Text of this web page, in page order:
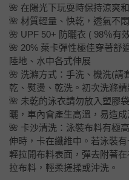
🌺 在陽光下玩耍時保持涼爽
🌺 材質輕量、快乾，透氣不
🌺 UPF 50+ 防曬衣 ( 98％有
🌺 20% 萊卡彈性極佳穿著舒
陸地、水中各式伸展
🌺 洗滌方式：手洗、機洗(請
乾、熨燙、乾洗。初次洗滌
🌺 未乾的泳衣請勿放入塑膠
曬，車內會產生高溫，易造成
🌺 卡沙清洗：泳裝布料有極
伸時，卡在纖維中。若泳裝
輕拉開布料表面，彈去附著
拉布料，輕柔搓揉或沖洗。